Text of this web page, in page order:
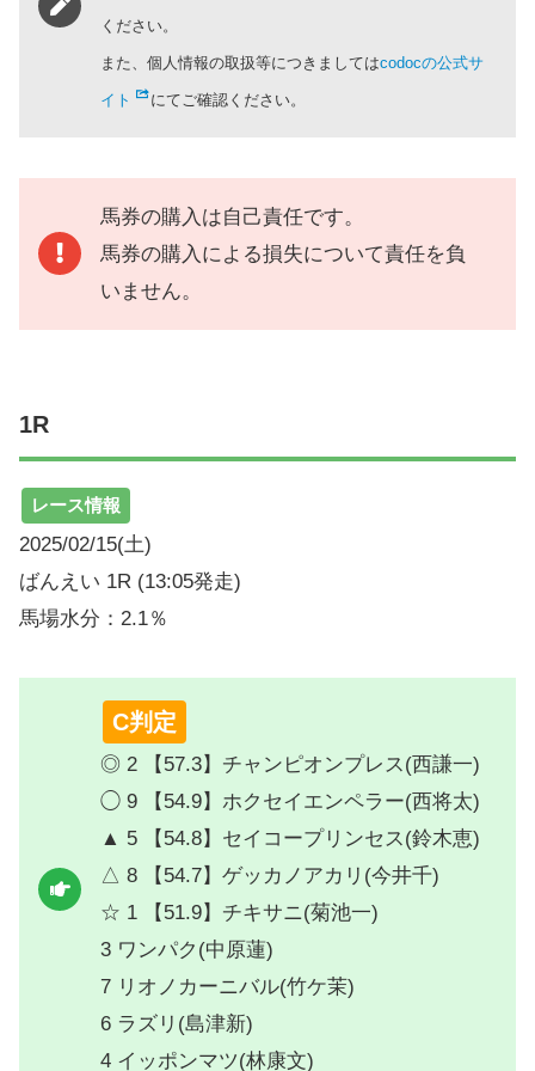
ください。
また、個人情報の取扱等につきましてはcodocの公式サ
イト にてご確認ください。
馬券の購入は自己責任です。
馬券の購入による損失について責任を負
いません。
1R
レース情報
2025/02/15(土)
ばんえい 1R (13:05発走)
馬場水分：2.1％
C判定
◎ 2 【57.3】チャンピオンプレス(西謙一)
◯ 9 【54.9】ホクセイエンペラー(西将太)
▲ 5 【54.8】セイコープリンセス(鈴木恵)
△ 8 【54.7】ゲッカノアカリ(今井千)
☆ 1 【51.9】チキサニ(菊池一)
3 ワンパク(中原蓮)
7 リオノカーニバル(竹ケ茉)
6 ラズリ(島津新)
4 イッポンマツ(林康文)